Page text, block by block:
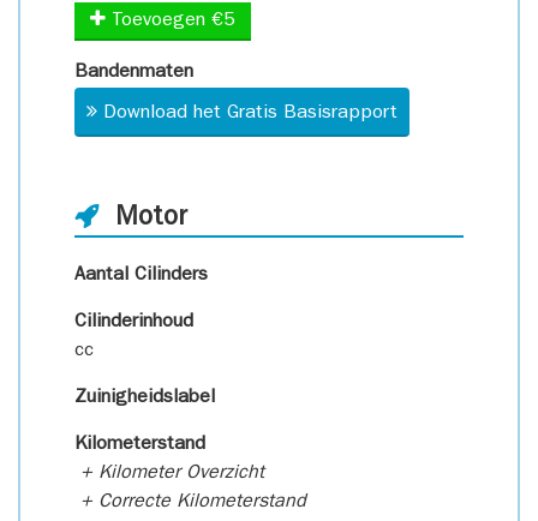
Toevoegen €5
Bandenmaten
Download het Gratis Basisrapport
Motor
Aantal Cilinders
Cilinderinhoud
cc
Zuinigheidslabel
Kilometerstand
+ Kilometer Overzicht
+ Correcte Kilometerstand